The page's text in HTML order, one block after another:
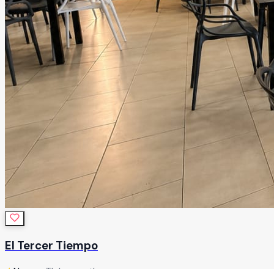
El Tercer Tiempo